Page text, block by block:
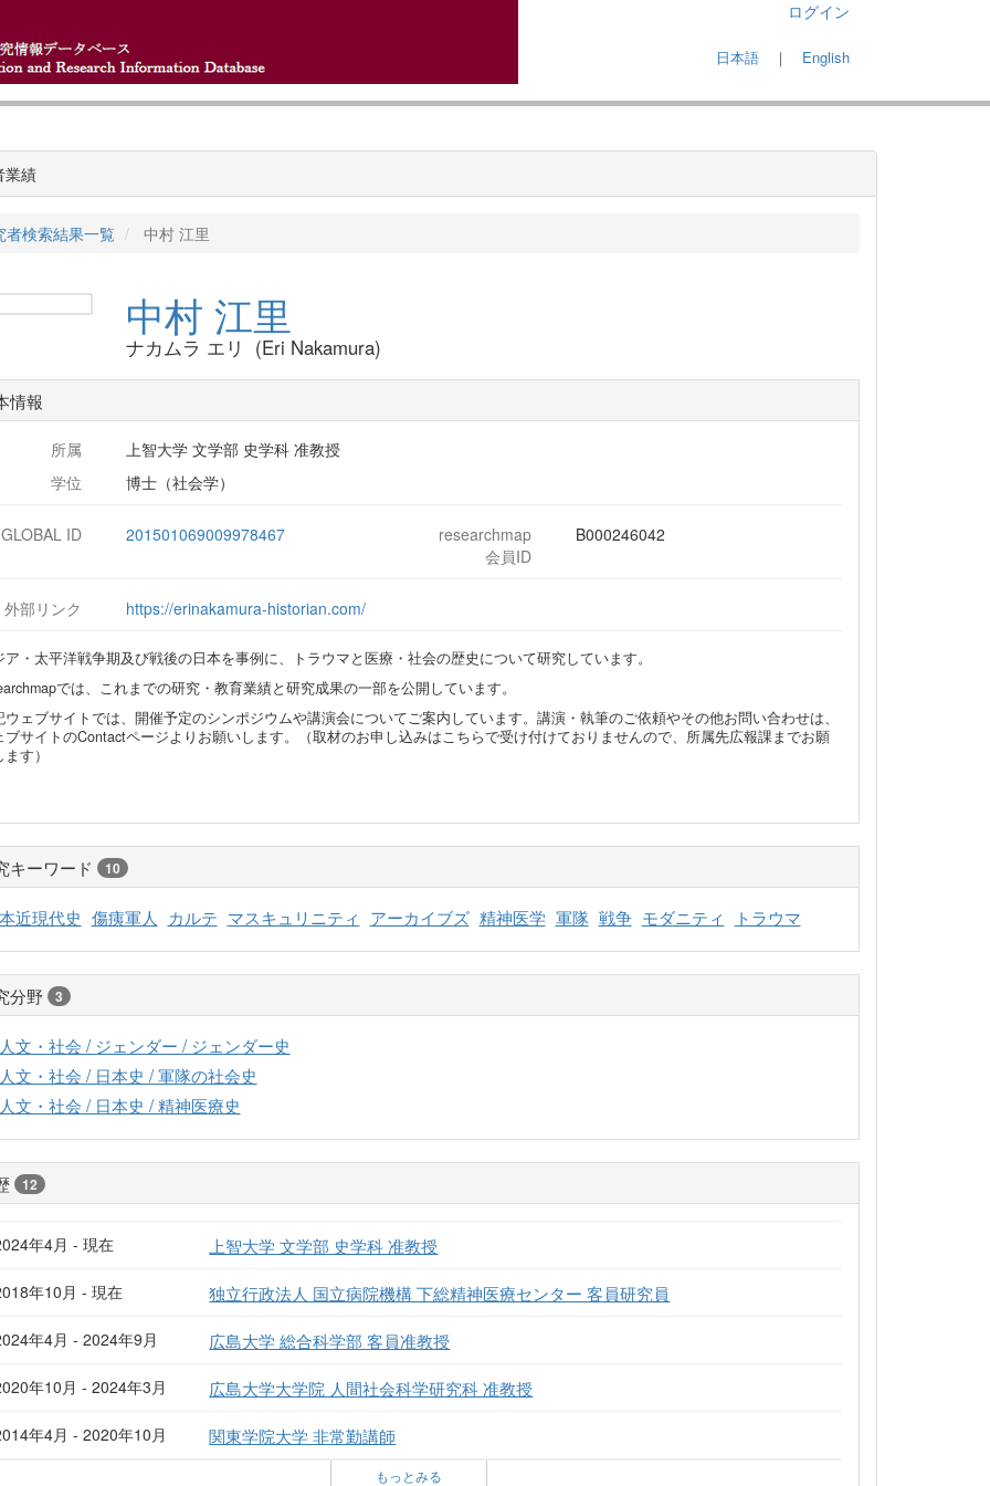
ログイン
日本語 ｜ English
業績
者検索結果一覧 中村 江里
中村 江里
ナカムラ エリ (Eri Nakamura)
情報
所属
上智大学 文学部 史学科 准教授
学位
博士（社会学）
ID 201501069009978467
researchmap
会員ID
B000246042
外部リンク https://erinakamura-historian.com/
ア・太平洋戦争期及び戦後の日本を事例に、トラウマと医療・社会の歴史について研究しています。
では、これまでの研究・教育業績と研究成果の一部を公開しています。
ウェブサイトでは、開催予定のシンポジウムや講演会についてご案内しています。講演・執筆のご依頼やその他お問い合わせは、
ブサイトのContactページよりお願いします。（取材のお申し込みはこちらで受け付けておりませんので、所属先広報課までお願
す）
キーワード 10
近現代史 傷痍軍人 カルテ マスキュリニティ アーカイブズ 精神医学 軍隊 戦争 モダニティ トラウマ
分野 3
文・社会 / ジェンダー / ジェンダー史
文・社会 / 日本史 / 軍隊の社会史
文・社会 / 日本史 / 精神医療史
12
年4月 - 現在 上智大学 文学部 史学科 准教授
年10月 - 現在 独立行政法人 国立病院機構 下総精神医療センター 客員研究員
年4月 - 2024年9月 広島大学 総合科学部 客員准教授
年10月 - 2024年3月 広島大学大学院 人間社会科学研究科 准教授
年4月 - 2020年10月 関東学院大学 非常勤講師
もっとみる